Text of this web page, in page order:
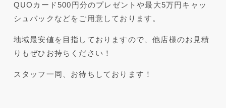
QUOカード500円分のプレゼントや最大5万円キャッ
シュバックなどをご用意しております。
地域最安値を目指しておりますので、他店様のお見積
りもぜひお持ちください！
スタッフ一同、お待ちしております！